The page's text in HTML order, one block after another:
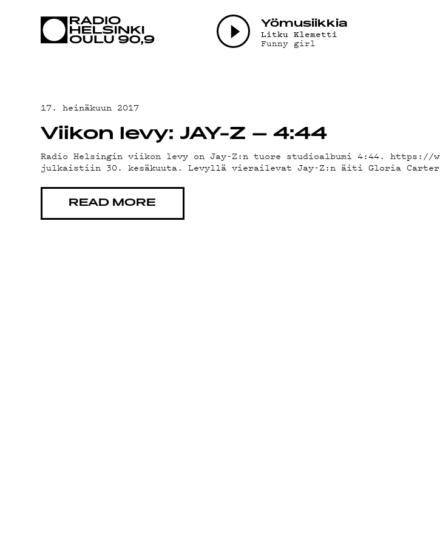
Yö­mu­siik­kia
Litku Klemetti
Funny girl
AJANKOHTAISTA
TEKIJÄT
ON-DEMAND
PODCAST
17. heinäkuun 2017
Viikon levy: JAY-Z – 4:44
Radio Helsingin viikon levy on Jay-Z:n tuore studioalbumi 4:44. https://
julkaistiin 30. kesäkuuta. Levyllä vierailevat Jay-Z:n äiti Gloria Carter,
READ MORE